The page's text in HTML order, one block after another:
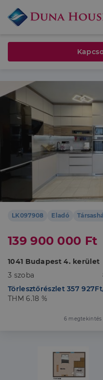
LK097908 Eladó
139 900 000 Ft
1041 Budapest 4. kerület
3 szoba
Törlesztőrészlet 357
THM 6.18 %
6